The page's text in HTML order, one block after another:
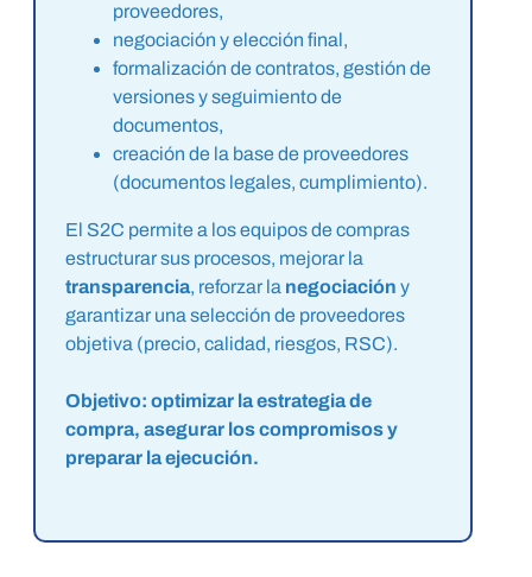
proveedores,
negociación y elección final,
formalización de contratos, gestión de
versiones y seguimiento de
documentos,
creación de la base de proveedores
(documentos legales, cumplimiento).
El S2C permite a los equipos de compras
estructurar sus procesos, mejorar la
transparencia, reforzar la negociación y
garantizar una selección de proveedores
objetiva (precio, calidad, riesgos, RSC).
Objetivo: optimizar la estrategia de
compra, asegurar los compromisos y
preparar la ejecución.